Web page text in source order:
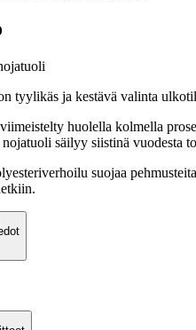
tyylikäs ja kestävä valinta
huolella kolmella
säilyy siistinä vuodesta
suojaa